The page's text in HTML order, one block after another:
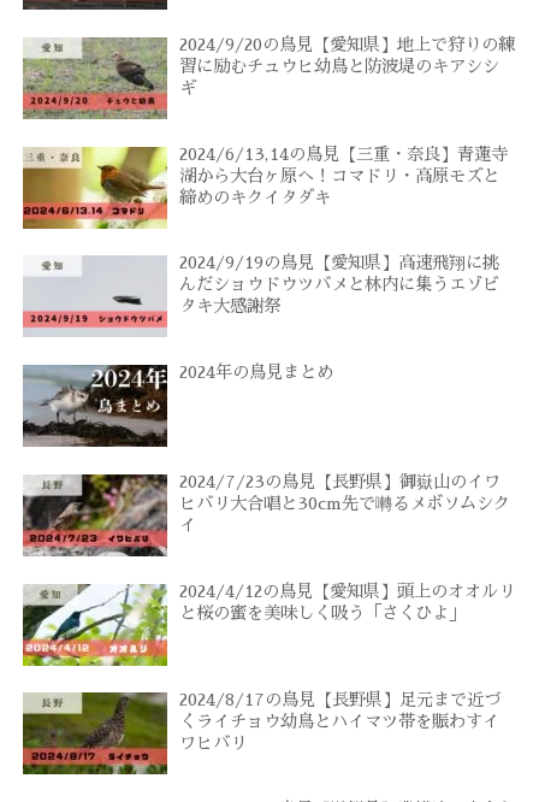
2024/9/20の鳥見【愛知県】地上で狩りの練
習に励むチュウヒ幼鳥と防波堤のキアシシ
ギ
2024/6/13,14の鳥見【三重・奈良】青蓮寺
湖から大台ヶ原へ！コマドリ・高原モズと
締めのキクイタダキ
2024/9/19の鳥見【愛知県】高速飛翔に挑
んだショウドウツバメと林内に集うエゾビ
タキ大感謝祭
2024年の鳥見まとめ
2024/7/23の鳥見【長野県】御嶽山のイワ
ヒバリ大合唱と30cm先で囀るメボソムシク
イ
2024/4/12の鳥見【愛知県】頭上のオオルリ
と桜の蜜を美味しく吸う「さくひよ」
2024/8/17の鳥見【長野県】足元まで近づ
くライチョウ幼鳥とハイマツ帯を賑わすイ
ワヒバリ